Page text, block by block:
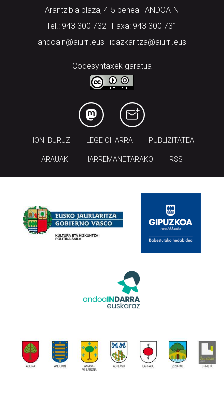
Arantzibia plaza, 4-5 behea | ANDOAIN
Tel.: 943 300 732 | Faxa: 943 300 731
andoain@aiurri.eus | idazkaritza@aiurri.eus
Codesyntaxek garatua
HONI BURUZ LEGE OHARRA PUBLIZITATEA
ARAUAK HARREMANETARAKO RSS